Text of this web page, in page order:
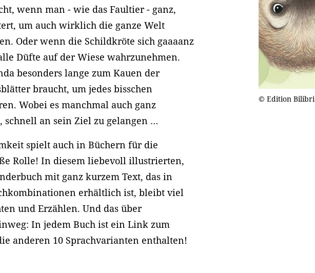
wenn man - wie das Faultier - ganz,
um auch wirklich die ganze Welt
Oder wenn die Schildkröte sich gaaaanz
Düfte auf der Wiese wahrzunehmen.
besonders lange zum Kauen der
braucht, um jedes bisschen
Wobei es manchmal auch ganz
schnell an sein Ziel zu gelangen …
spielt auch in Büchern für die
Rolle! In diesem liebevoll illustrierten,
mit ganz kurzem Text, das in
erhältlich ist, bleibt viel
und Erzählen. Und das über
In jedem Buch ist ein Link zum
anderen 10 Sprachvarianten enthalten!
© Edition Bilibri